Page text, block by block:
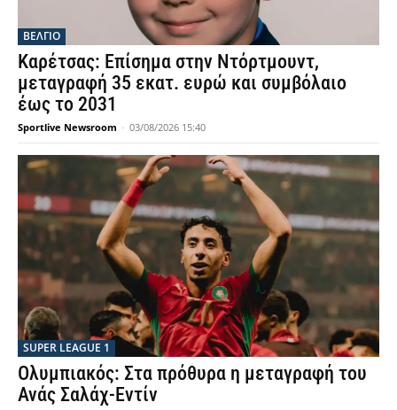
ΒΕΛΓΙΟ
Καρέτσας: Επίσημα στην Ντόρτμουντ,
μεταγραφή 35 εκατ. ευρώ και συμβόλαιο
έως το 2031
Sportlive Newsroom - 03/08/2026 15:40
SUPER LEAGUE 1
Ολυμπιακός: Στα πρόθυρα η μεταγραφή του
Ανάς Σαλάχ-Εντίν